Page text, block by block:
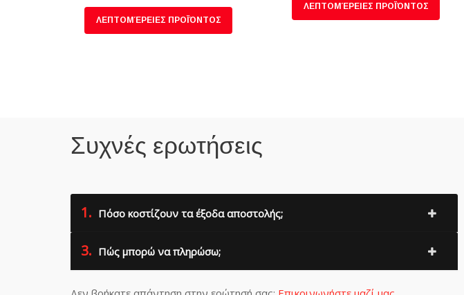
ΛΕΠΤΟΜΈΡΕΙΕΣ ΠΡΟΪΌΝΤΟΣ
ΛΕΠΤΟΜΈΡΕΙΕΣ ΠΡΟΪΌΝΤΟΣ
Συχνές ερωτήσεις
1. Πόσο κοστίζουν τα έξοδα αποστολής;
3. Πώς μπορώ να πληρώσω;